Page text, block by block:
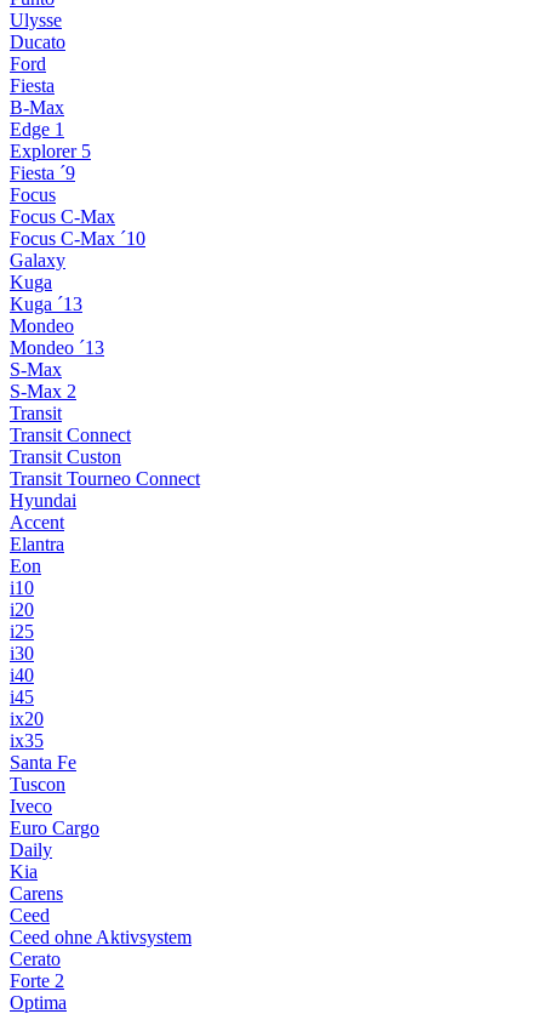
Ulysse
Ducato
Ford
Fiesta
B-Max
Edge 1
Explorer 5
Fiesta ´9
Focus
Focus C-Max
Focus C-Max ´10
Galaxy
Kuga
Kuga ´13
Mondeo
Mondeo ´13
S-Max
S-Max 2
Transit
Transit Connect
Transit Custon
Transit Tourneo Connect
Hyundai
Accent
Elantra
Eon
i10
i20
i25
i30
i40
i45
ix20
ix35
Santa Fe
Tuscon
Iveco
Euro Cargo
Daily
Kia
Carens
Ceed
Ceed ohne Aktivsystem
Cerato
Forte 2
Optima